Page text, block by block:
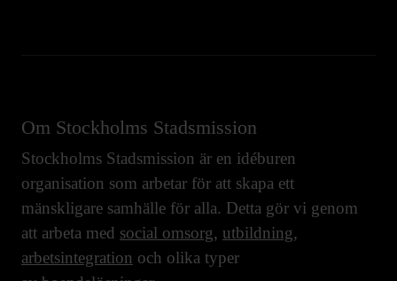
Om Stockholms Stadsmission
Stockholms Stadsmission är en idéburen
organisation som arbetar för att skapa ett
mänskligare samhälle för alla. Detta gör vi genom
att arbeta med social omsorg, utbildning,
arbetsintegration och olika typer